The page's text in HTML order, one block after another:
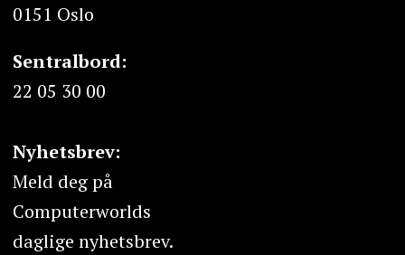
0151 Oslo
Sentralbord:
22 05 30 00
Nyhetsbrev:
Meld deg på
Computerworlds
daglige nyhetsbrev.